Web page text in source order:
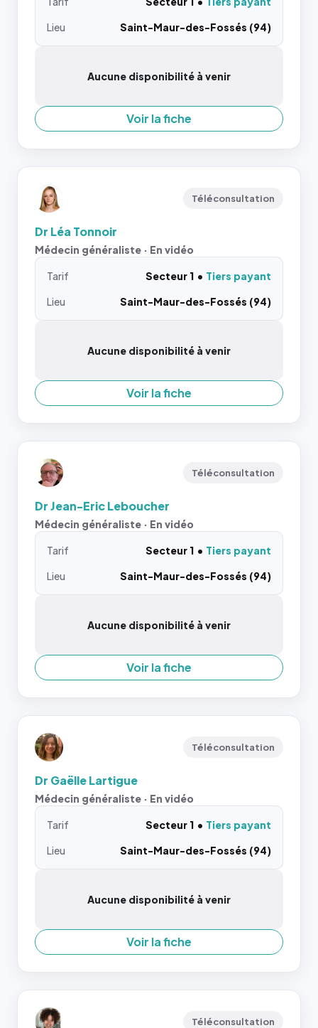
Lieu
Saint-Maur-des-Fossés (94)
Aucune disponibilité à venir
Voir la fiche
Téléconsultation
Dr Léa Tonnoir
Médecin généraliste · En vidéo
Tarif Secteur 1
Tiers payant
Lieu
Saint-Maur-des-Fossés (94)
Aucune disponibilité à venir
Voir la fiche
Téléconsultation
Dr Jean-Eric Leboucher
Médecin généraliste · En vidéo
Tarif Secteur 1
Tiers payant
Lieu
Saint-Maur-des-Fossés (94)
Aucune disponibilité à venir
Voir la fiche
Téléconsultation
Dr Gaëlle Lartigue
Médecin généraliste · En vidéo
Tarif Secteur 1
Tiers payant
Lieu
Saint-Maur-des-Fossés (94)
Aucune disponibilité à venir
Voir la fiche
Téléconsultation